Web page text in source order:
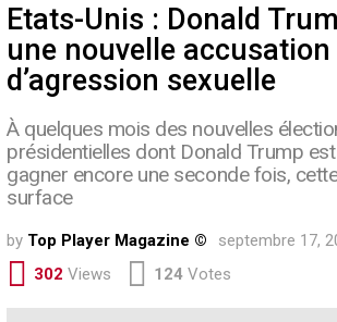
Etats-Unis : Donald
une nouvelle accusation
d’agression sexuelle
À quelques mois des nouvelles
présidentielles dont Donald Trump
gagner encore une seconde fois,
surface
by Top Player Magazine ©
septembre 17,
302 Views 124 Votes